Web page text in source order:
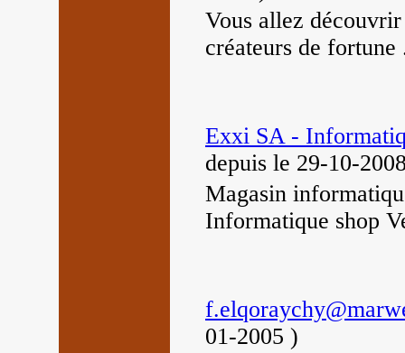
Vous allez
créateurs de fortune
Exxi SA -
depuis le 29-10-
Magasin
Informatique shop
01-2005 )